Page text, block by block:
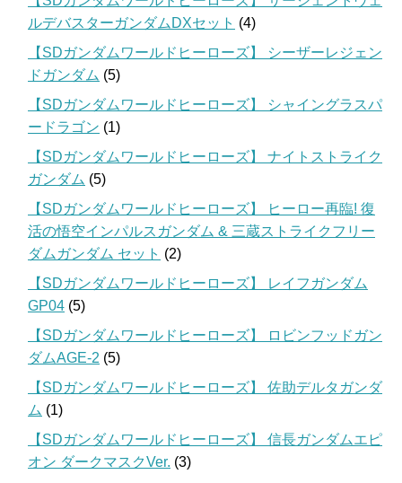
ルデバスターガンダムDXセット (4)
【SDガンダムワールドヒーローズ】 シーザーレジェン
ドガンダム (5)
【SDガンダムワールドヒーローズ】 シャイングラスパ
ードラゴン (1)
【SDガンダムワールドヒーローズ】 ナイトストライク
ガンダム (5)
【SDガンダムワールドヒーローズ】 ヒーロー再臨! 復
活の悟空インパルスガンダム & 三蔵ストライクフリー
ダムガンダム セット (2)
【SDガンダムワールドヒーローズ】 レイフガンダム
GP04 (5)
【SDガンダムワールドヒーローズ】 ロビンフッドガン
ダムAGE-2 (5)
【SDガンダムワールドヒーローズ】 佐助デルタガンダ
ム (1)
【SDガンダムワールドヒーローズ】 信長ガンダムエピ
オン ダークマスクVer. (3)